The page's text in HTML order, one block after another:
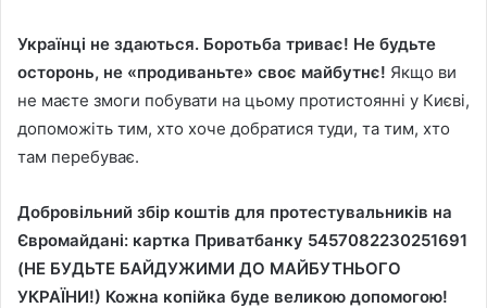
Українці не здаються. Боротьба триває! Не будьте
осторонь, не «продиваньте» своє майбутнє! Якщо ви
не маєте змоги побувати на цьому протистоянні у Києві,
допоможіть тим, хто хоче добратися туди, та тим, хто
там перебуває.
Добровільний збір коштів для протестувальників на
Євромайдані: картка Приватбанку 5457082230251691
(НЕ БУДЬТЕ БАЙДУЖИМИ ДО МАЙБУТНЬОГО
УКРАЇНИ!) Кожна копійка буде великою допомогою!